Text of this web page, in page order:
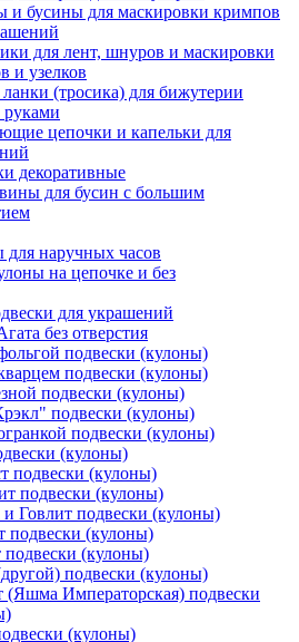
и бусины для маскировки кримпов
для лент, шнуров и маскировки
и узелков
(тросика) для бижутерии
цепочки и капельки для
декоративные
для бусин с большим
наручных часов
на цепочке и без
для украшений
без отверстия
подвески (кулоны)
подвески (кулоны)
подвески (кулоны)
подвески (кулоны)
подвески (кулоны)
(кулоны)
подвески (кулоны)
подвески (кулоны)
Говлит подвески (кулоны)
подвески (кулоны)
(кулоны)
подвески (кулоны)
(Яшма Императорская) подвески
(кулоны)